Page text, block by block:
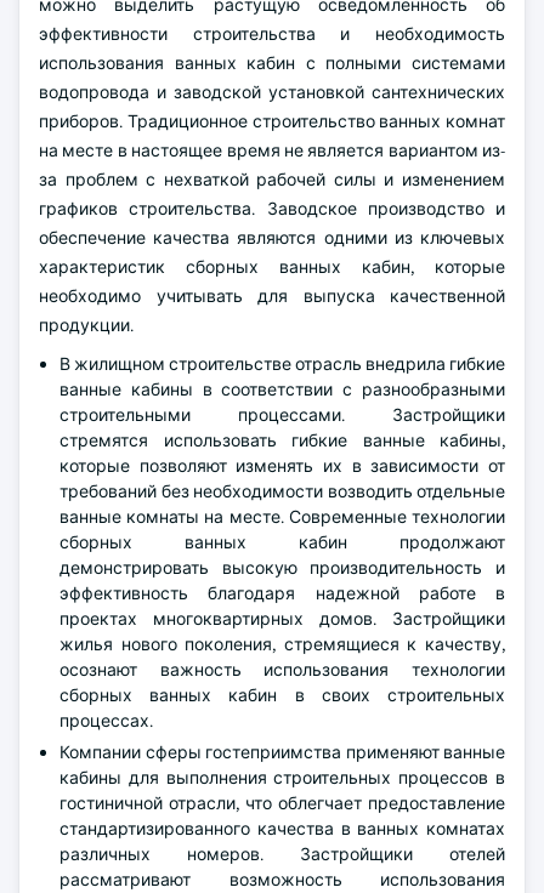
можно выделить растущую осведомленность об
эффективности строительства и необходимость
использования ванных кабин с полными системами
водопровода и заводской установкой сантехнических
приборов. Традиционное строительство ванных комнат
на месте в настоящее время не является вариантом из-
за проблем с нехваткой рабочей силы и изменением
графиков строительства. Заводское производство и
обеспечение качества являются одними из ключевых
характеристик сборных ванных кабин, которые
необходимо учитывать для выпуска качественной
продукции.
В жилищном строительстве отрасль внедрила гибкие
ванные кабины в соответствии с разнообразными
строительными процессами. Застройщики
стремятся использовать гибкие ванные кабины,
которые позволяют изменять их в зависимости от
требований без необходимости возводить отдельные
ванные комнаты на месте. Современные технологии
сборных ванных кабин продолжают
демонстрировать высокую производительность и
эффективность благодаря надежной работе в
проектах многоквартирных домов. Застройщики
жилья нового поколения, стремящиеся к качеству,
осознают важность использования технологии
сборных ванных кабин в своих строительных
процессах.
Компании сферы гостеприимства применяют ванные
кабины для выполнения строительных процессов в
гостиничной отрасли, что облегчает предоставление
стандартизированного качества в ванных комнатах
различных номеров. Застройщики отелей
рассматривают возможность использования